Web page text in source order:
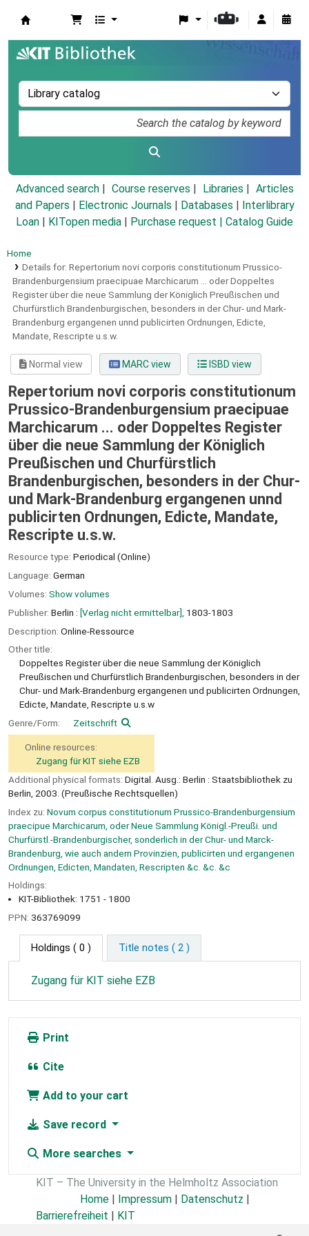
Advanced search Course reserves Libraries
Articles
and Papers
Electronic Journals Databases
Interlibrary
Loan
KITopen media Purchase request | Catalog Guide
Home
Details for: Repertorium novi corporis constitutionum Prussico-
Brandenburgensium praecipuae Marchicarum ... oder Doppeltes
Register über die neue Sammlung der Königlich Preußischen und
Churfürstlich Brandenburgischen, besonders in der Chur- und Mark-
Brandenburg ergangenen unnd publicirten Ordnungen, Edicte,
Mandate, Rescripte u.s.w.
Normal view MARC view ISBD view
Repertorium novi corporis constitutionum
Prussico-Brandenburgensium praecipuae
Marchicarum ... oder Doppeltes Register
über die neue Sammlung der Königlich
Preußischen und Churfürstlich
Brandenburgischen, besonders in der Chur-
und Mark-Brandenburg ergangenen unnd
publicirten Ordnungen, Edicte, Mandate,
Rescripte u.s.w.
Resource type: Periodical (Online)
Language: German
Volumes: Show volumes
Publisher: Berlin : [Verlag nicht ermittelbar], 1803-1803
Description: Online-Ressource
Other title:
Doppeltes Register über die neue Sammlung der Königlich
Preußischen und Churfürstlich Brandenburgischen, besonders in der
Chur- und Mark-Brandenburg ergangenen und publicirten Ordnungen,
Edicte, Mandate, Rescripte u.s.w
Genre/Form:
Zeitschrift
Online resources:
Zugang für KIT siehe EZB
Additional physical formats: Digital. Ausg.: Berlin : Staatsbibliothek zu
Berlin, 2003. (Preußische Rechtsquellen)
Index zu: Novum corpus constitutionum Prussico-Brandenburgensium
praecipue Marchicarum, oder Neue Sammlung Königl.-Preußi. und
Churfürstl.-Brandenburgischer, sonderlich in der Chur- und Marck-
Brandenburg, wie auch andern Provinzien, publicirten und ergangenen
Ordnungen, Edicten, Mandaten, Rescripten &c. &c. &c
Holdings:
KIT-Bibliothek: 1751 - 1800
PPN: 363769099
Holdings ( 0 ) Title notes ( 2 )
Zugang für KIT siehe EZB
Print
Cite
Add to your cart
Save record
More searches
KIT – The University in the Helmholtz Association
Home | Impressum | Datenschutz |
Barrierefreiheit | KIT